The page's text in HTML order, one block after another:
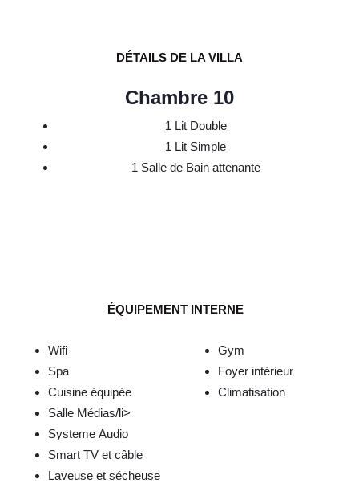
DÉTAILS DE LA VILLA
Chambre 10
1 Lit Double
1 Lit Simple
1 Salle de Bain attenante
ÉQUIPEMENT INTERNE
Wifi
Spa
Cuisine équipée
Salle Médias/li>
Systeme Audio
Smart TV et câble
Laveuse et sécheuse
Gym
Foyer intérieur
Climatisation